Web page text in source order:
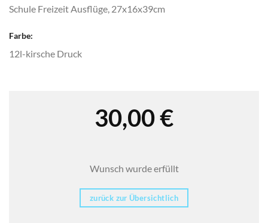
Schule Freizeit Ausflüge, 27x16x39cm
Farbe:
12l-kirsche Druck
30,00€
Wunsch wurde erfüllt
zurück zur Übersichtlich